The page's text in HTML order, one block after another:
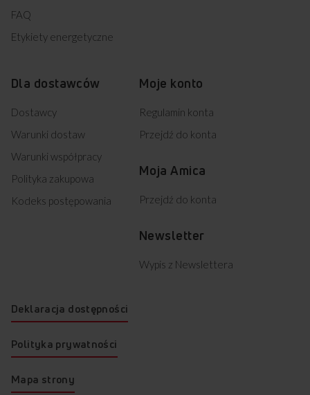
FAQ
Etykiety energetyczne
Dla dostawców
Dostawcy
Warunki dostaw
Warunki współpracy
Polityka zakupowa
Kodeks postępowania
Moje konto
Regulamin konta
Przejdź do konta
Moja Amica
Przejdź do konta
Newsletter
Wypis z Newslettera
Deklaracja dostępności
Polityka prywatności
Mapa strony